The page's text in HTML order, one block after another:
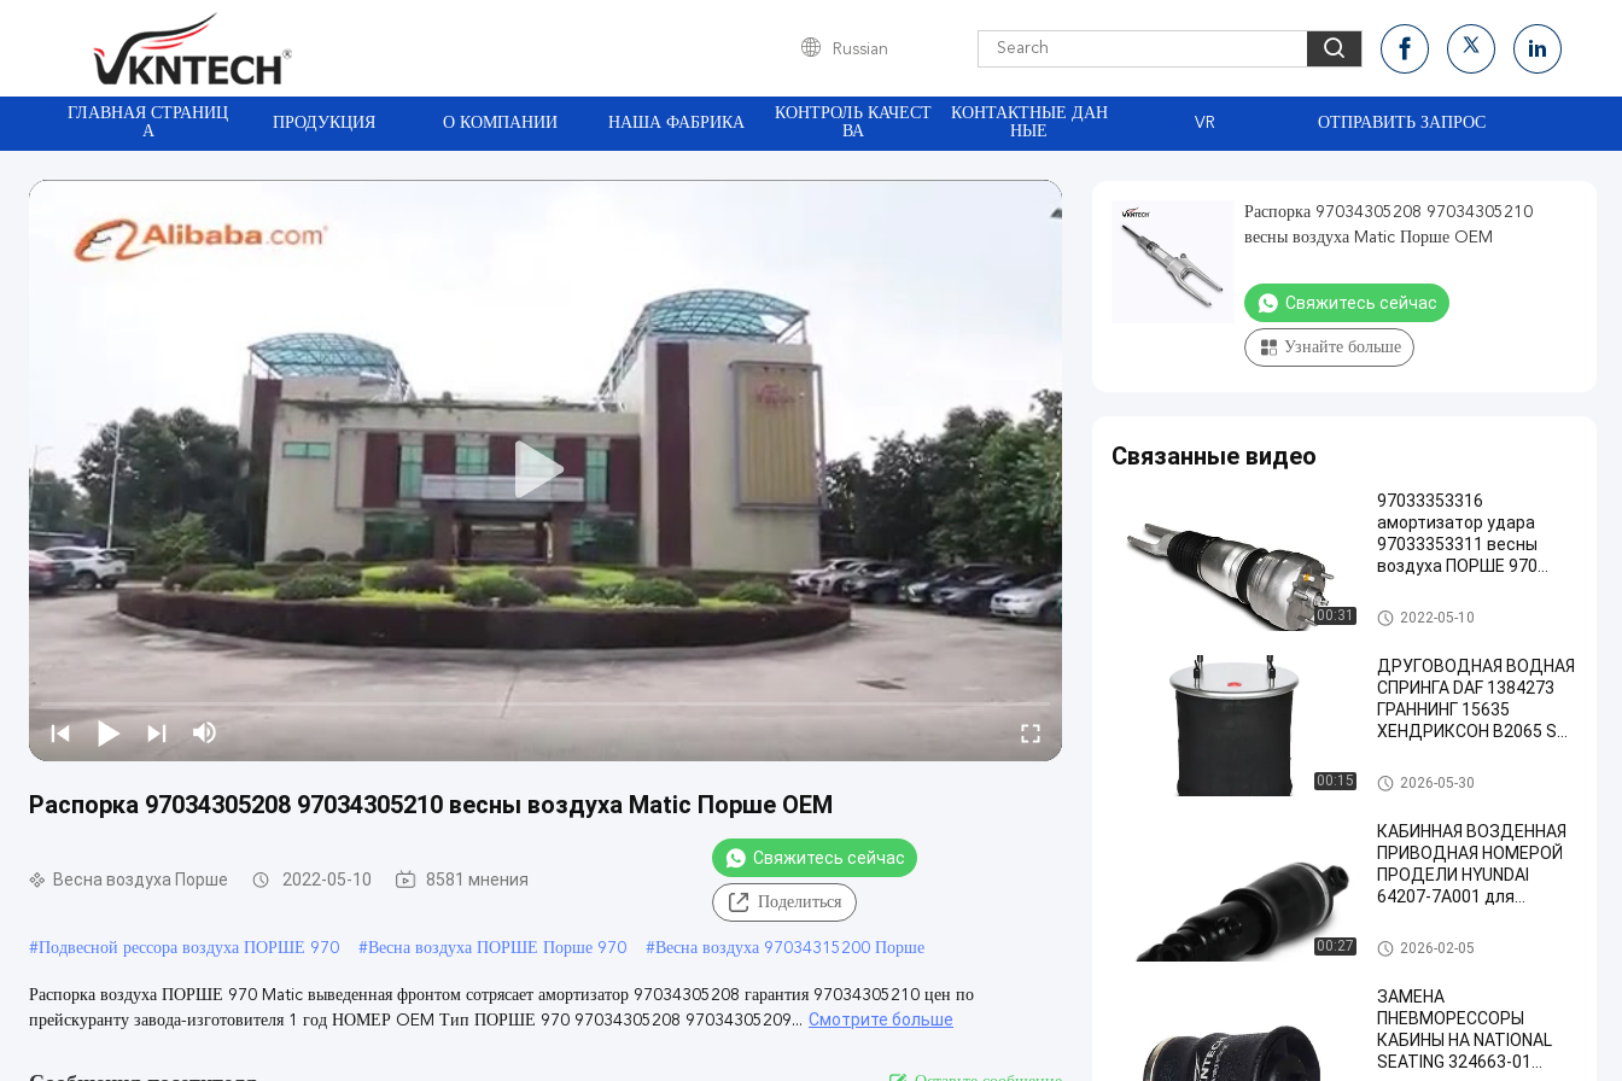
Russian
ГЛАВНАЯ СТРАНИЦ
А
ПРОДУКЦИЯ О КОМПАНИИ НАША ФАБРИКА
КОНТРОЛЬ КАЧЕСТ
ВА
КОНТАКТНЫЕ ДАН
НЫЕ
VR ОТПРАВИТЬ ЗАПРОС
Распорка 97034305208 97034305210 весны воздуха Matic Порше OEM
Весна воздуха Порше 2022-05-10 8581 мнения
Свяжитесь сейчас
Поделиться
#Подвесной рессора воздуха ПОРШЕ 970 #Весна воздуха ПОРШЕ Порше 970 #Весна воздуха 97034315200 Порше
Распорка воздуха ПОРШЕ 970 Matic выведенная фронтом сотрясает амортизатор 97034305208 гарантия 97034305210 цен по
прейскуранту завода-изготовителя 1 год НОМЕР OEM Тип ПОРШЕ 970 97034305208 97034305209... Смотрите больше
Распорка 97034305208 97034305210
весны воздуха Matic Порше OEM
Свяжитесь сейчас
Узнайте больше
Связанные видео
00:31
97033353316
амортизатор удара
97033353311 весны
воздуха ПОРШЕ 970
Весна воздуха Порше
2022-05-10
00:15
ДРУГОВОДНАЯ ВОДНАЯ
СПРИНГА DAF 1384273
ГРАННИНГ 15635
ХЕНДРИКСОН B2065 SAF
Contitech 810MB 4th
Firestone W01-M58-6345
1R14-059 Замещен
VKNTECH 1K6345
Весна воздуха тележки
2026-05-30
00:27
КАБИННАЯ ВОЗДЕННАЯ
ПРИВОДНАЯ НОМЕРОЙ
ПРОДЕЛИ HYUNDAI
64207-7A001 для
VKNTECH 1S64207
Весны воздуха кабины
2026-02-05
ЗАМЕНА
ПНЕВМОРЕССОРЫ
КАБИНЫ НА NATIONAL
SEATING 324663-01